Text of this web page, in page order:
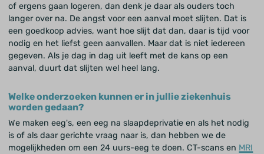
of ergens gaan logeren, dan denk je daar als ouders toch
langer over na. De angst voor een aanval moet slijten. Dat is
een goedkoop advies, want hoe slijt dat dan, daar is tijd voor
nodig en het liefst geen aanvallen. Maar dat is niet iedereen
gegeven. Als je dag in dag uit leeft met de kans op een
aanval, duurt dat slijten wel heel lang.
Welke onderzoeken kunnen er in jullie ziekenhuis
worden gedaan?
We maken eeg's, een eeg na slaapdeprivatie en als het nodig
is of als daar gerichte vraag naar is, dan hebben we de
mogelijkheden om een 24 uurs-eeg te doen. CT-scans en MRI